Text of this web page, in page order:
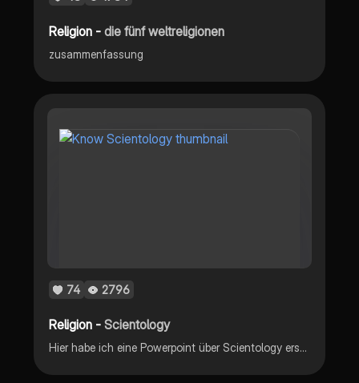
Religion -die fünf weltreligionen
zusammenfassung
74 2796
Religion -Scientology
Hier habe ich eine Powerpoint über Scientology erstellt